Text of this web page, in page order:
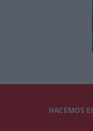
HACEMOS